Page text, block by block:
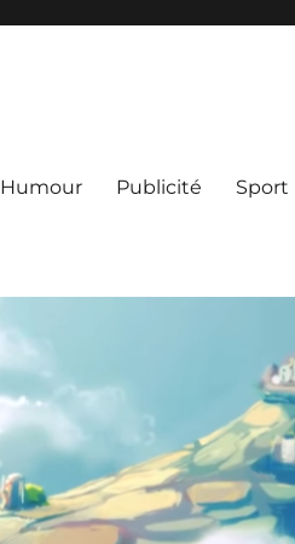
Humour Publicité Sport